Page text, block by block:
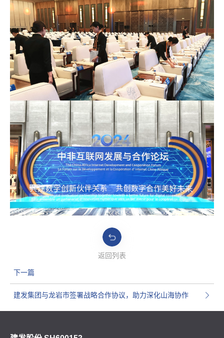
返回列表
下一篇
建发集团与龙岩市签署战略合作协议，助力深化山海协作